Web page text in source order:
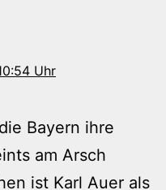
Uhr
Bayern ihre
am Arsch
ist Karl Auer als